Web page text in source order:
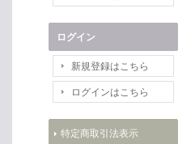
ログイン
新規登録はこちら
ログインはこちら
特定商取引法表示